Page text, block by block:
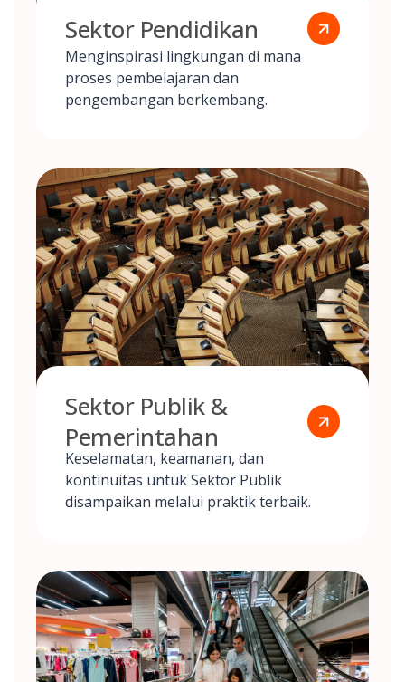
Sektor Pendidikan
Menginspirasi lingkungan di mana
proses pembelajaran dan
pengembangan berkembang.
Sektor Publik &
Pemerintahan
Keselamatan, keamanan, dan
kontinuitas untuk Sektor Publik
disampaikan melalui praktik terbaik.